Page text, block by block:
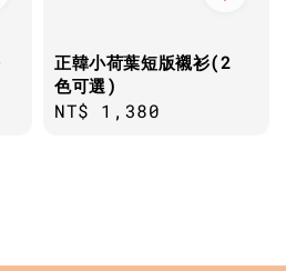
正韓小荷葉短版襯衫(2
色可選)
Regular
NT$ 1,380